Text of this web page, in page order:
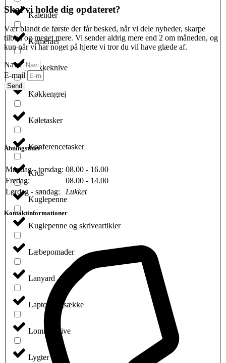
Kalender
Kameraer
Kokkeknive
Køkkengrej
Køletasker
Konferencetasker
Krus
Kuglepenne
Kuglepenne og skriveartikler
Læbepomader
Lanyard
Laptop rygsække
Lommeknive
Lygter
Skal vi holde dig opdateret?
Vær blandt de første der får besked, når vi dele nyheder, skarpe
tilbud og meget mere. Vi sender aldrig mere end 2 om måneden, og
kun når vi har noget på hjerte vi tror du vil have glæde af.
Navn
E-mail
Send
Åbningstider
Mandag - torsdag: 08.00 - 16.00
Fredag:
08.00 - 14.00
Lørdag - søndag:
Lukket
Kontaktinformationer